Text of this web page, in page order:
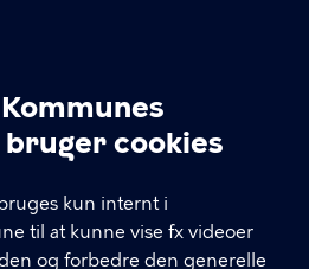
cookies
kun internt i
til at kunne vise fx videoer
og forbedre den generelle
forskellige anlæg.
Nyropsgade 3,
V